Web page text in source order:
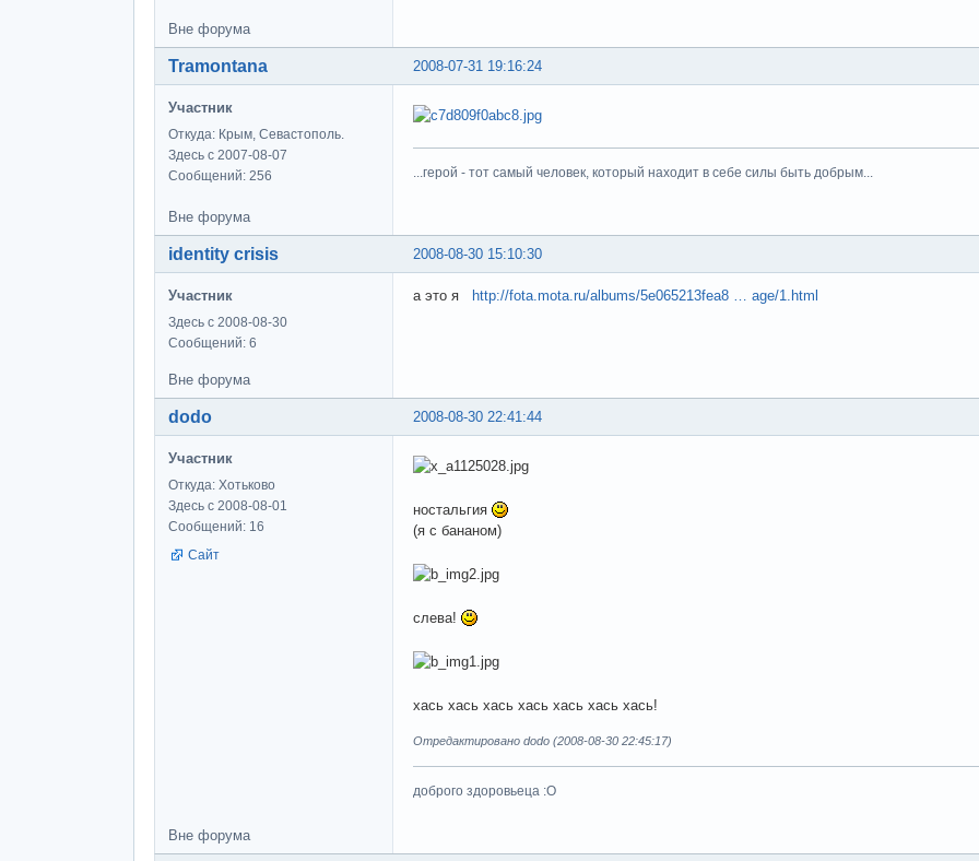
Вне форума
2008-07-31 19:16:24
Tramontana
Участник
Откуда: Крым, Севастополь.
Здесь с 2007-08-07
Сообщений: 256
...герой - тот самый человек, который находит в себе силы быть добрым...
Вне форума
2008-08-30 15:10:30
identity crisis
Участник
Здесь с 2008-08-30
Сообщений: 6
а это я http://fota.mota.ru/albums/5e065213fea8 … age/1.html
Вне форума
2008-08-30 22:41:44
dodo
Участник
Откуда: Хотьково
Здесь с 2008-08-01
Сообщений: 16
Сайт
ностальгия
(я с бананом)
слева!
хась хась хась хась хась хась хась!
Отредактировано dodo (2008-08-30 22:45:17)
доброго здоровьеца :О
Вне форума